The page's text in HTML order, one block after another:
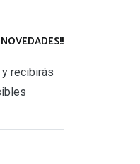
recibirás